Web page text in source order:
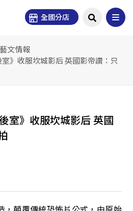
全國分店
文情報
》收服坎城影后 英國影帝讚：只
室》收服坎城影后 英國